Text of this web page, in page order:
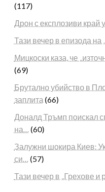
(117)
Дрон с експлозиви край
Тази вечер в епизода
Мицкоски каза, че
(69)
Брутално убийство в
заплита (66)
Доналд Тръмп поискал
на… (60)
Залужни шокира Киев:
си… (57)
Тази вечер в „Грехове и